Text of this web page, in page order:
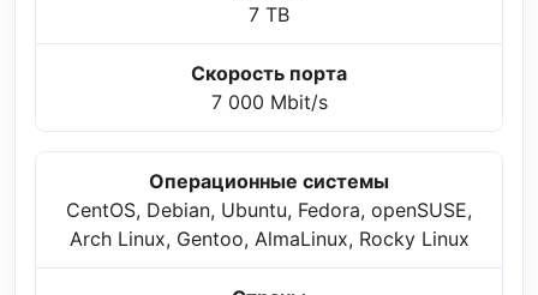
7 TB
Скорость порта
7 000 Mbit/s
Операционные системы
CentOS, Debian, Ubuntu, Fedora, openSUSE,
Arch Linux, Gentoo, AlmaLinux, Rocky Linux